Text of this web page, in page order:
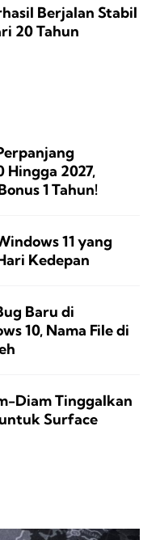
Berjalan Stabil
20 Tahun
Hingga 2027,
1 Tahun!
11 yang
Kedepan
Baru di
10, Nama File di
Diam Tinggalkan
Surface